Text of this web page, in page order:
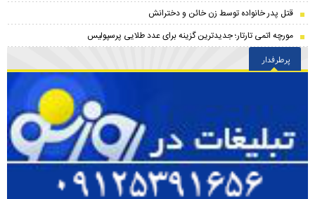
قتل پدر خانواده توسط زن خائن و دخترانش
مورچه اتمی تارتار؛ جدیدترین گزینه برای عدد طلایی پرسپولیس
پرطرفدار